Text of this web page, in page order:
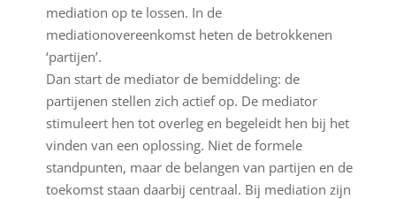
mediation op te lossen. In de
mediationovereenkomst heten de betrokkenen
‘partijen’.
Dan start de mediator de bemiddeling: de
partijenen stellen zich actief op. De mediator
stimuleert hen tot overleg en begeleidt hen bij het
vinden van een oplossing. Niet de formele
standpunten, maar de belangen van partijen en de
toekomst staan daarbij centraal. Bij mediation zijn